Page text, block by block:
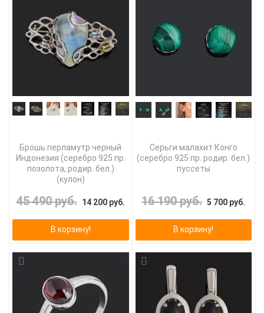
Брошь перламутр черный
Индонезия (серебро 925 пр.
позолота, родир. бел.)
(кулон)
45 490 руб. 14 200 руб.
В корзину!
Серьги малахит Конго
(серебро 925 пр. родир. бел.)
пуссеты
16 190 руб. 5 700 руб.
В корзину!